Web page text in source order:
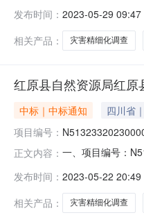
31号2,538,800.00
发布时间： 2023-05-29 09:47
相关产品：
灾害精细化调查
红原县自然资源局红
中标｜中标通知 四川省
项目编号：
正文内容： 一、项目编号：
名称采购标的服
发布时间： 2023-05-22 20:49
相关产品：
灾害精细化调查